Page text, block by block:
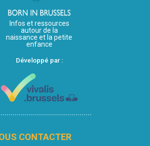
Infos et ressources
autour de la
naissance et la petite
enfance
Développé par :
CONTACTER